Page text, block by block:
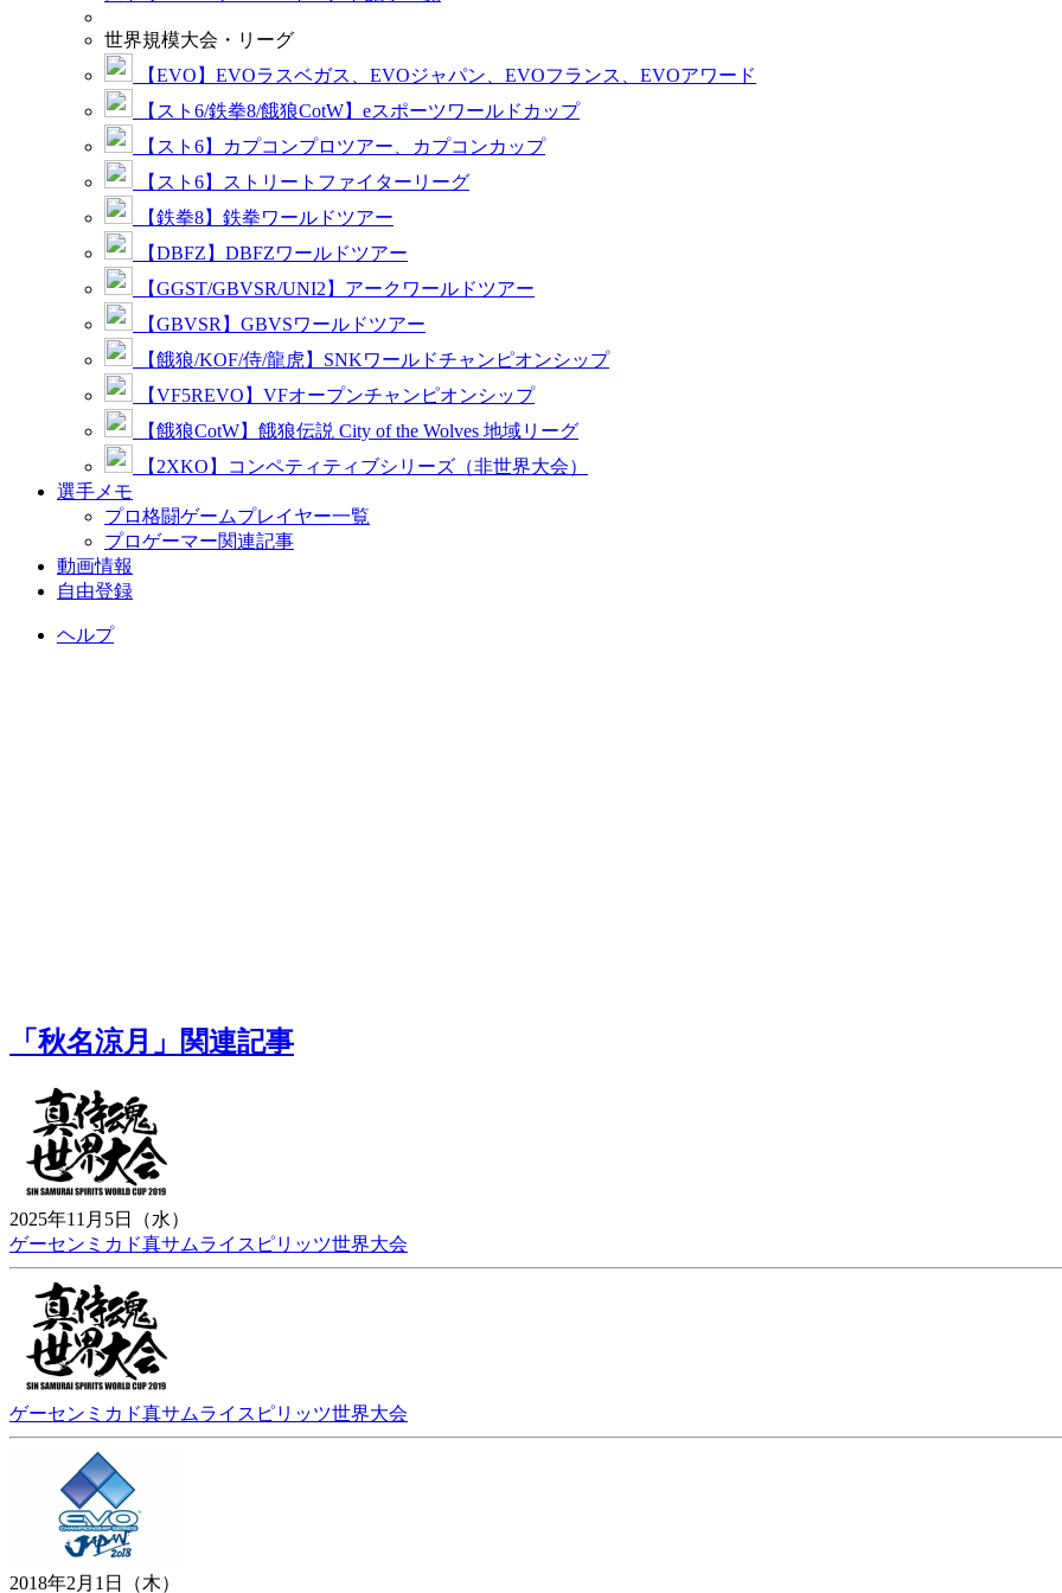
世界規模大会・リーグ
【EVO】EVOラスベガス、EVOジャパン、EVOフランス、EVOアワード
【スト6/鉄拳8/餓狼CotW】eスポーツワールドカップ
【スト6】カプコンプロツアー、カプコンカップ
【スト6】ストリートファイターリーグ
【鉄拳8】鉄拳ワールドツアー
【DBFZ】DBFZワールドツアー
【GGST/GBVSR/UNI2】アークワールドツアー
【GBVSR】GBVSワールドツアー
【餓狼/KOF/侍/龍虎】SNKワールドチャンピオンシップ
【VF5REVO】VFオープンチャンピオンシップ
【餓狼CotW】餓狼伝説 City of the Wolves 地域リーグ
【2XKO】コンペティティブシリーズ（非世界大会）
選手メモ
プロ格闘ゲームプレイヤー一覧
プロゲーマー関連記事
動画情報
自由登録
ヘルプ
「秋名涼月」関連記事
2025年11月5日（水）
ゲーセンミカド真サムライスピリッツ世界大会
ゲーセンミカド真サムライスピリッツ世界大会
2018年2月1日（木）